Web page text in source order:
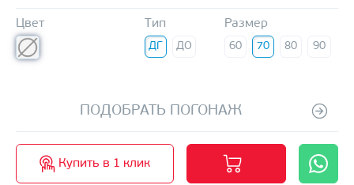
Цвет Тип
ДГ ДО
Размер
60 70 80 90
ПОДОБРАТЬ ПОГОНАЖ
Купить в 1 клик